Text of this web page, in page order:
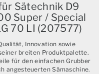
Sätechnik D9
Super / Special
70 LI (207577)
Innovation sowie
breiten Produktpalette.
für den einfachen Grubber
angesteuerten Sämaschine.